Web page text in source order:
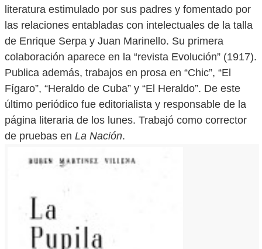
literatura estimulado por sus padres y fomentado por
las relaciones entabladas con intelectuales de la talla
de Enrique Serpa y Juan Marinello. Su primera
colaboración aparece en la “revista Evolución” (1917).
Publica además, trabajos en prosa en “Chic”, “El
Fígaro”, “Heraldo de Cuba” y “El Heraldo”. De este
último periódico fue editorialista y responsable de la
página literaria de los lunes. Trabajó como corrector
de pruebas en La Nación.